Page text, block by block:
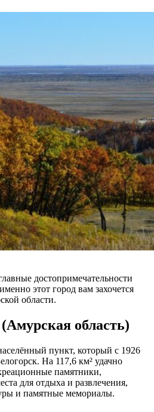
достопримечательности
этот город вам захочется
области.
область)
пункт, который с 1926
На 117,6 км² удачно
памятники,
для отдыха и развлечения,
и памятные мемориалы.